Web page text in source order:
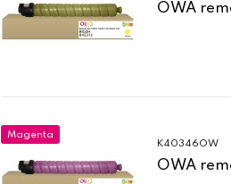
OWA
Magenta
K40346OW
OWA